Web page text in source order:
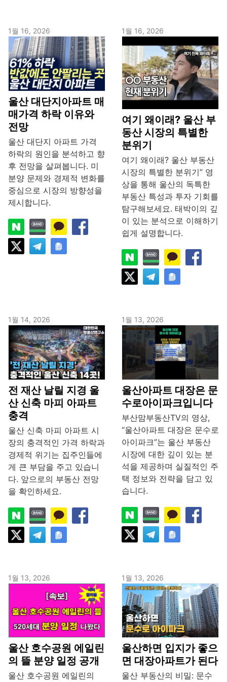
1월 16, 2026
울산 대단지아파트 매
매가격 하락 이유와
전망
울산 대단지 아파트 가격
하락의 원인을 분석하고 향
후 전망을 살펴봅니다. 미
분양 문제와 경제적 변화를
중심으로 시장의 방향성을
제시합니다.
1월 16, 2026
여기 왜이래? 울산 부
동산 시장의 특별한
분위기
여기 왜이래? 울산 부동산
시장의 특별한 분위기” 영
상을 통해 울산의 독특한
부동산 특성과 투자 기회를
탐구해보세요. 태박이의 깊
이 있는 분석으로 이해하기
쉽게 설명합니다.
1월 14, 2026
전 재산 날릴 지경 울
산 신축 마피 아파트
충격
울산 신축 마피 아파트 시
장의 충격적인 가격 하락과
경제적 위기는 집주인들에
게 큰 부담을 주고 있습니
다. 앞으로의 부동산 전망
을 확인하세요.
1월 13, 2026
울산아파트 대장은 문
수로아이파크입니다
부산맘부동산TV의 영상,
“울산아파트 대장은 문수로
아이파크”는 울산 부동산
시장에 대한 깊이 있는 분
석을 제공하며 실질적인 주
택 정보와 전략을 담고 있
습니다.
1월 13, 2026
울산 호수공원 에일린
의 뜰 분양 일정 공개
울산 호수공원 에일린의
1월 13, 2026
울산하면 입지가 좋으
면 대장아파트가 된다
울산 부동산의 비밀: 문수